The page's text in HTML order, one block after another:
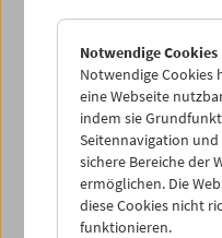
Notwendige Cookies
Notwendige Cookies
eine Webseite
indem sie
Seitennavigation
sichere Bereiche der
ermöglichen. Die
diese Cookies nicht
funktionieren.